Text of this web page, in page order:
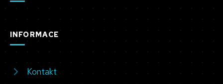
INFORMACE
Kontakt